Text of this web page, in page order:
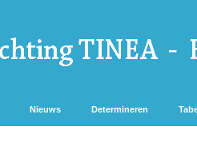
Nieuws Determineren